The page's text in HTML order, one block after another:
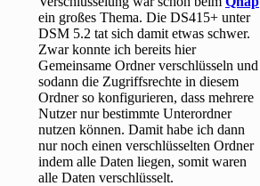
ein großes Thema. Die DS415+ unter
DSM 5.2 tat sich damit etwas schwer.
Zwar konnte ich bereits hier
Gemeinsame Ordner verschlüsseln und
sodann die Zugriffsrechte in diesem
Ordner so konfigurieren, dass mehrere
Nutzer nur bestimmte Unterordner
nutzen können. Damit habe ich dann
nur noch einen verschlüsselten Ordner
indem alle Daten liegen, somit waren
alle Daten verschlüsselt.